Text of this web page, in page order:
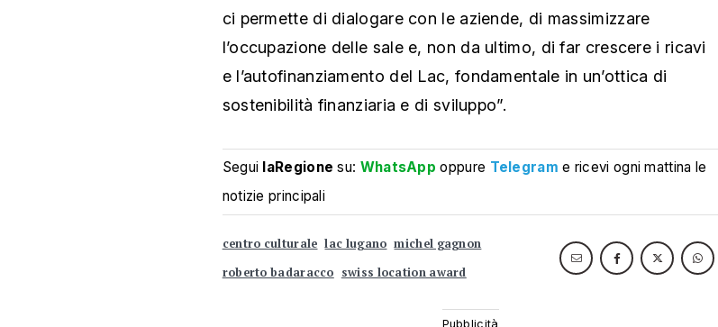
ci permette di dialogare con le aziende, di massimizzare
l’occupazione delle sale e, non da ultimo, di far crescere i ricavi
e l’autofinanziamento del Lac, fondamentale in un’ottica di
sostenibilità finanziaria e di sviluppo”.
Segui laRegione su: WhatsApp oppure Telegram e ricevi ogni mattina le
notizie principali
centro culturale lac lugano michel gagnon
roberto badaracco swiss location award